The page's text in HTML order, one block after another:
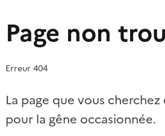
Page non
Erreur 404
La page que vous
pour la gêne occasionnée.